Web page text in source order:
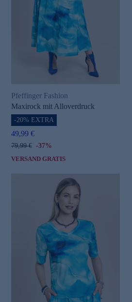
Pfeffinger Fashion
Maxirock mit Alloverdruck
-20% EXTRA
49,99 €
79,99 € -37%
VERSAND GRATIS